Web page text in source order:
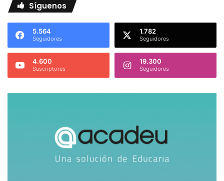
Síguenos
5.564
Seguidores
1.782
Seguidores
4.600
Suscriptores
19.300
Seguidores